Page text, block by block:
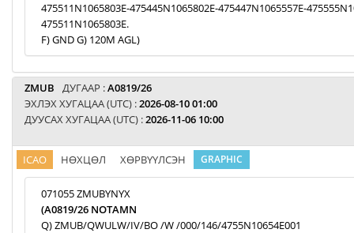
475511N1065803E-475445N1065802E-475447N1065557E-
475511N1065803E.
F) GND G) 120M AGL)
ZMUB ДУГААР :A0819/26
ЭХЛЭХ ХУГАЦАА (UTC) :2026-08-10 01:00
ДУУСАХ ХУГАЦАА (UTC) :2026-11-06 10:00
ICAO НӨХЦӨЛ ХӨРВҮҮЛСЭН GRAPHIC
071055 ZMUBYNYX
(A0819/26 NOTAMN
Q) ZMUB/QWULW/IV/BO /W /000/146/4755N10654E001